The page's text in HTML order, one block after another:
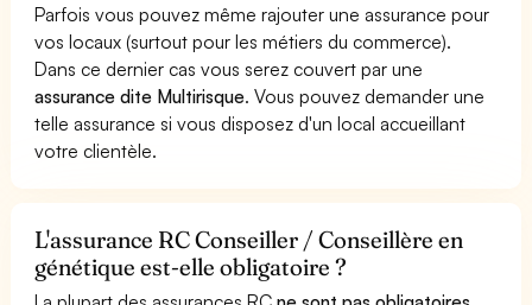
Parfois vous pouvez même rajouter une assurance pour
vos locaux (surtout pour les métiers du commerce).
Dans ce dernier cas vous serez couvert par une
assurance dite Multirisque. Vous pouvez demander une
telle assurance si vous disposez d'un local accueillant
votre clientèle.
L'assurance RC Conseiller / Conseillère en
génétique est-elle obligatoire ?